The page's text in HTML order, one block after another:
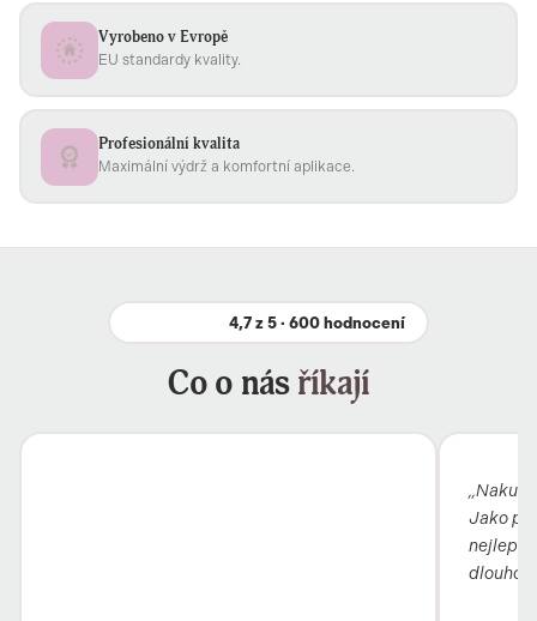
Vyrobeno v Evropě
EU standardy kvality.
Profesionální kvalita
Maximální výdrž a komfortní aplikace.
4,7 z 5 · 600 hodnocení
Co o násříkají
Jako
nejlepší
dlouho,